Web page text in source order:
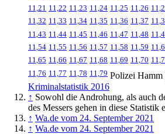
11,21 11,22 11,23 11,24 11,25 11,26
11,32 11,33 11,34 11,35 11,36 11,37
11,43 11,44 11,45 11,46 11,47 11,48
11,54 11,55 11,56 11,57 11,58 11,59
11,65 11,66 11,67 11,68 11,69 11,70
11,76 11,77 11,78 11,79 Polizei Hamm
Kriminalstatistik 2016
↑ Sowohl die Androhung, als auch
des Messers gehen in diese Statistik
↑ Wa.de vom 24. September 2021
↑ Wa.de vom 24. September 2021